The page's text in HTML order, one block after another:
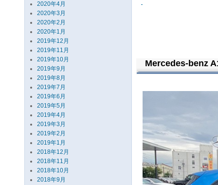
2020年4月
2020年3月
2020年2月
2020年1月
2019年12月
2019年11月
2019年10月
2019年9月
2019年8月
2019年7月
2019年6月
2019年5月
2019年4月
2019年3月
2019年2月
2019年1月
2018年12月
2018年11月
2018年10月
2018年9月
Mercedes-benz